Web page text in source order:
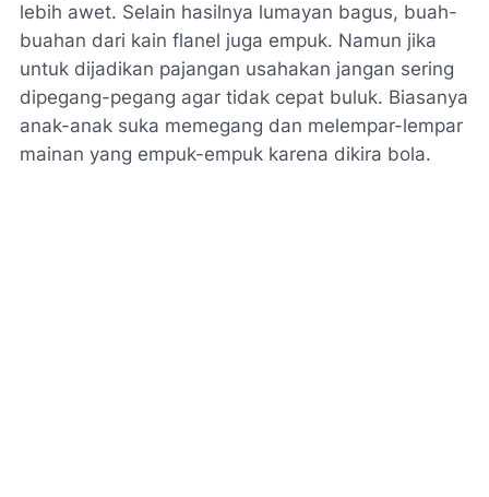
lebih awet. Selain hasilnya lumayan bagus, buah-
buahan dari kain flanel juga empuk. Namun jika
untuk dijadikan pajangan usahakan jangan sering
dipegang-pegang agar tidak cepat buluk. Biasanya
anak-anak suka memegang dan melempar-lempar
mainan yang empuk-empuk karena dikira bola.